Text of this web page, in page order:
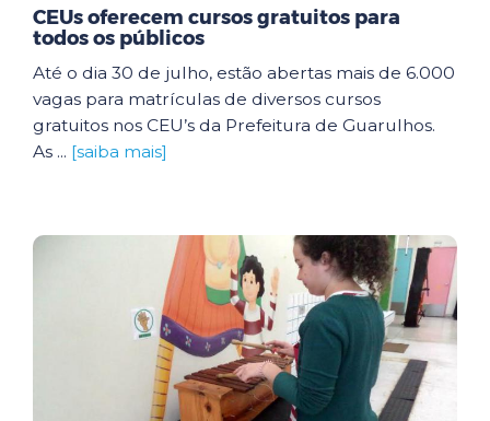
CEUs oferecem cursos gratuitos para
todos os públicos
Até o dia 30 de julho, estão abertas mais de 6.000
vagas para matrículas de diversos cursos
gratuitos nos CEU’s da Prefeitura de Guarulhos.
As ... [saiba mais]